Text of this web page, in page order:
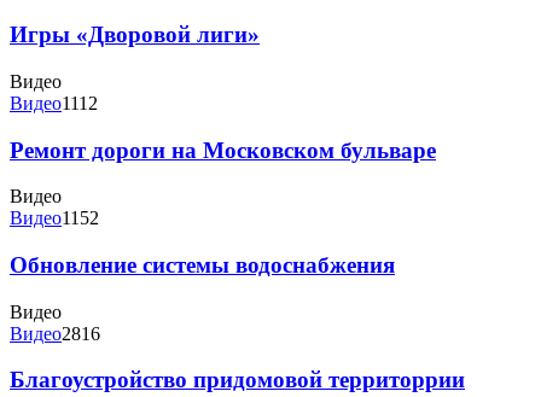
Игры «Дворовой лиги»
Видео
Видео1112
Ремонт дороги на Московском бульваре
Видео
Видео1152
Обновление системы водоснабжения
Видео
Видео2816
Благоустройство придомовой территоррии